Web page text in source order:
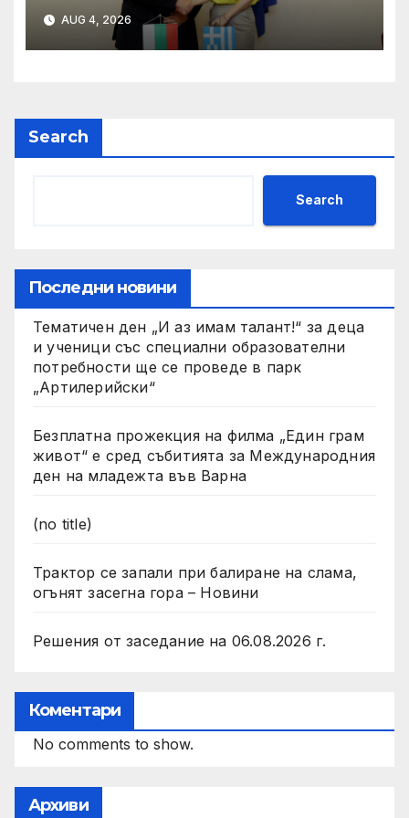
Алексиос Либеропулос
потвърдиха
стратегическото
областта на околната среда
AUG 4, 2026
Search
Search
Последни новини
Тематичен ден „И аз имам талант!“ за деца
и ученици със специални образователни
потребности ще се проведе в парк
„Артилерийски“
Безплатна прожекция на филма „Един грам
живот“ е сред събитията за Международния
ден на младежта във Варна
(no title)
Трактор се запали при балиране на слама,
огънят засегна гора – Новини
Решения от заседание на 06.08.2026 г.
Коментари
No comments to show.
Архиви